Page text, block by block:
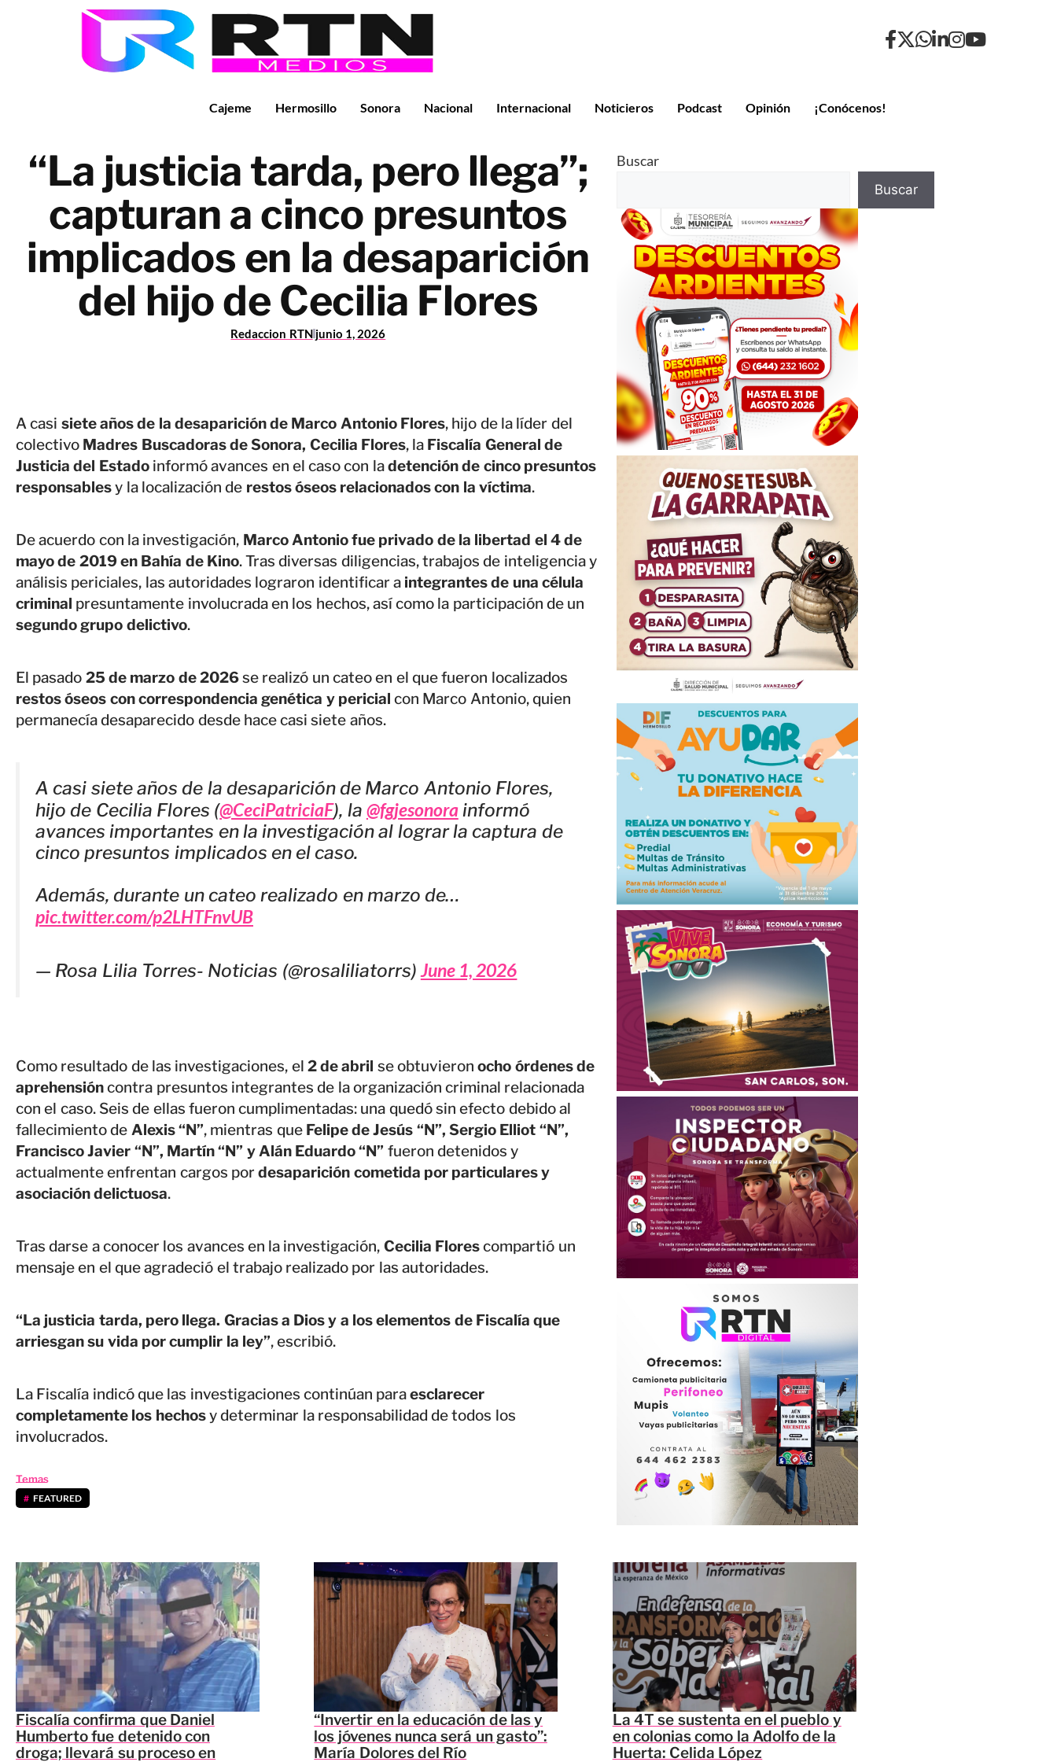
Cajeme Hermosillo Sonora Nacional Internacional Noticieros Podcast Opinión ¡Conócenos!
“La justicia tarda, pero llega”;
capturan a cinco presuntos
implicados en la desaparición
del hijo de Cecilia Flores
Redaccion RTNjunio 1, 2026
A casi siete años de la desaparición de Marco Antonio Flores, hijo de la líder del
colectivo Madres Buscadoras de Sonora, Cecilia Flores, la Fiscalía General de
Justicia del Estadoinformó avances en el caso con ladetención de cinco presuntos
responsablesy la localización de restos óseos relacionados con la víctima.
De acuerdo con la investigación, Marco Antonio fue privado de la libertad el 4 de
mayo de 2019 en Bahía de Kino. Tras diversas diligencias, trabajos de inteligencia y
análisis periciales, las autoridades lograron identificar a integrantes de una célula
criminal presuntamente involucrada en los hechos, así como la participación de un
segundo grupo delictivo.
El pasado 25 de marzo de 2026se realizó un cateo en el que fueron localizados
restos óseos con correspondencia genética y pericial con Marco Antonio, quien
permanecía desaparecido desde hace casi siete años.
A casi siete años de la desaparición de Marco Antonio Flores,
hijo de Cecilia Flores (@CeciPatriciaF), la @fgjesonorainformó
avances importantes en la investigación al lograr la captura de
cinco presuntos implicados en el caso.
Además, durante un cateo realizado en marzo de…
pic.twitter.com/p2LHTFnvUB
— Rosa Lilia Torres- Noticias (@rosaliliatorrs)June 1, 2026
Como resultado de las investigaciones, el 2 de abril se obtuvieronocho órdenes de
aprehensióncontra presuntos integrantes de la organización criminal relacionada
con el caso. Seis de ellas fueron cumplimentadas: una quedó sin efecto debido al
fallecimiento de Alexis “N”, mientras que Felipe de Jesús “N”, Sergio Elliot “N”,
Francisco Javier “N”, Martín “N” y Alán Eduardo “N” fueron detenidos y
actualmente enfrentan cargos pordesaparición cometida por particulares y
asociación delictuosa.
Tras darse a conocer los avances en la investigación, Cecilia Florescompartió un
mensaje en el que agradeció el trabajo realizado por las autoridades.
“La justicia tarda, pero llega. Gracias a Dios y a los elementos de Fiscalía que
arriesgan su vida por cumplir la ley”, escribió.
La Fiscalía indicó que las investigaciones continúan paraesclarecer
completamente los hechosy determinar la responsabilidad de todos los
involucrados.
Temas
FEATURED
Buscar
Buscar
Fiscalía confirma que Daniel
Humberto fue detenido con
droga; llevará su proceso en
“Invertir en la educación de las y
los jóvenes nunca será un gasto”:
María Dolores del Río
La 4T se sustenta en el pueblo y
en colonias como la Adolfo de la
Huerta: Celida López